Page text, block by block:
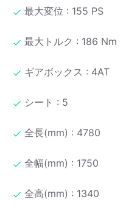
最大変位 : 155 PS
最大トルク : 186 Nm
ギアボックス : 4AT
シート : 5
全長(mm) : 4780
全幅(mm) : 1750
全高(mm) : 1340